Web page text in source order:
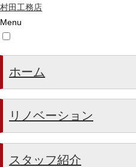
村田工務店
Menu
ホーム
リノベーション
スタッフ紹介